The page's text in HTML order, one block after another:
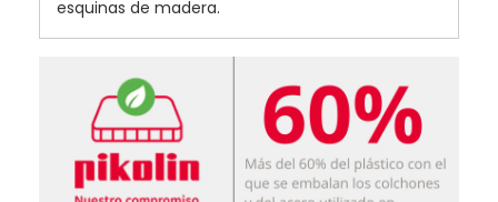
esquinas de madera.